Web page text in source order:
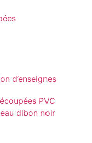
d’enseignes